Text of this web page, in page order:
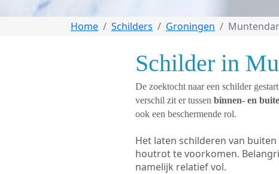
Home Schilders Groningen
Schilder in
De zoektocht naar een schilder
verschil zit er tussen binnen- en
ook een beschermende rol.
Het laten schilderen van
houtrot te voorkomen.
namelijk relatief vol.